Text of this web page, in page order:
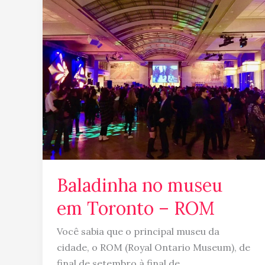
Baladinha no museu
em Toronto – ROM
Você sabia que o principal museu da
cidade, o ROM (Royal Ontario Museum), de
no
museu
em
Toronto
–
ROM